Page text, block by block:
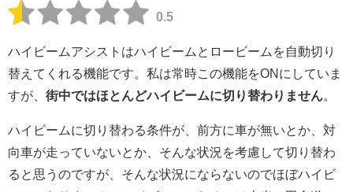
0.5
ハイビームアシストはハイビームとロービームを自動切り
替えてくれる機能です。私は常時この機能をONにしていま
すが、 街中ではほとんどハイビームに切り替わりません。
ハイビームに切り替わる条件が、前方に車が無いとか、対
向車が走っていないとか、そんな状況を考慮して切り替わ
ると思うのですが、そんな状況にならないのでほぼハイビ